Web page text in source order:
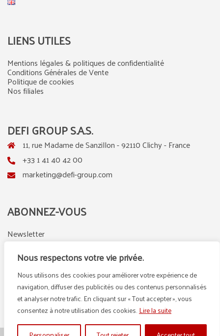
Nous respectons votre vie privée.
Nous utilisons des cookies pour améliorer votre expérience de
navigation, diffuser des publicités ou des contenus personnalisés
et analyser notre trafic. En cliquant sur « Tout accepter », vous
consentez à notre utilisation des cookies.Lire la suite
LIENS UTILES
Mentions légales & politiques de confidentialité
Conditions Générales de Vente
Politique de cookies
Nos filiales
DEFI GROUP S.A.S.
11, rue Madame de Sanzillon - 92110 Clichy - France
+33 1 41 40 42 00
marketing@defi-group.com
ABONNEZ-VOUS
Newsletter
LinkedIn
Instagram